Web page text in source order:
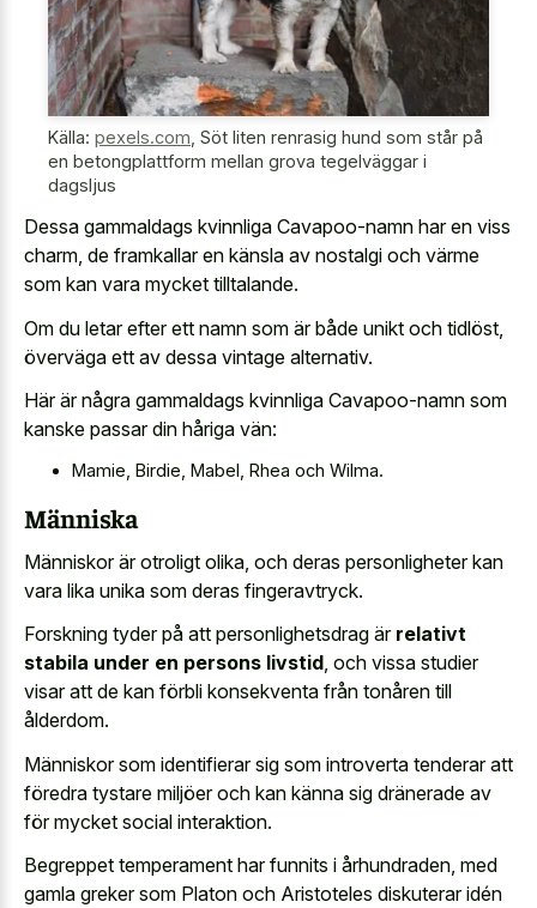
Källa: pexels.com Söt liten renrasig hund som står på
en betongplattform mellan grova tegelväggar i
dagsljus
Dessa gammaldags kvinnliga Cavapoo-namn har en viss
charm, de framkallar en känsla av nostalgi och värme
som kan vara mycket tilltalande.
Om du letar efter ett namn som är både unikt och tidlöst,
överväga ett av dessa vintage alternativ.
Här är några gammaldags kvinnliga Cavapoo-namn som
kanske passar din håriga vän:
Mamie, Birdie, Mabel, Rhea och Wilma.
Människa
Människor är otroligt olika, och deras personligheter kan
vara lika unika som deras fingeravtryck.
Forskning tyder på att personlighetsdrag är relativt
stabila under en persons livstid, och vissa studier
visar att de kan förbli konsekventa från tonåren till
ålderdom.
Människor som identifierar sig som introverta tenderar att
föredra tystare miljöer och kan känna sig dränerade av
för mycket social interaktion.
Begreppet temperament har funnits i århundraden, med
gamla greker som Platon och Aristoteles diskuterar idén